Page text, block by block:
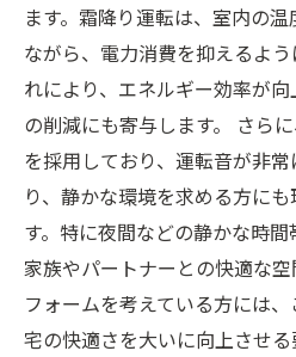
ます。霜降り運転は、室内の
ながら、電力消費を抑えるよ
れにより、エネルギー効率が
の削減にも寄与します。 さら
を採用しており、運転音が非
り、静かな環境を求める方に
す。特に夜間などの静かな時間
家族やパートナーとの快適な
フォームを考えている方には
宅の快適さを大いに向上させ